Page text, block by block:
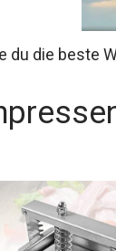
du die beste